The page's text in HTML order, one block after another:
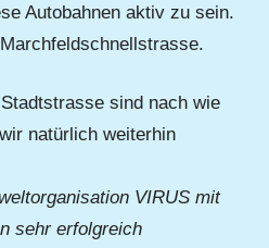
Autobahnen aktiv zu sein.
sind nach wie
natürlich weiterhin
VIRUS mit
sehr erfolgreich